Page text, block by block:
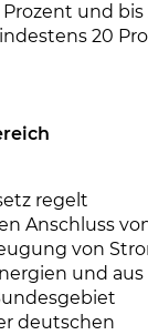
Prozent und
20
regelt
Anschluss
von
und aus
deutschen